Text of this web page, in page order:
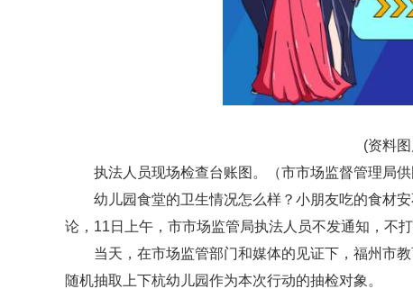
(资料
执法人员现场检查台账图。（市市场监督管理局供
幼儿园食堂的卫生情况怎么样？小朋友吃的食材
论，11日上午，市市场监管局执法人员不发通知，不
当天，在市场监管部门和媒体的见证下，福州市
随机抽取上下杭幼儿园作为本次行动的抽检对象。